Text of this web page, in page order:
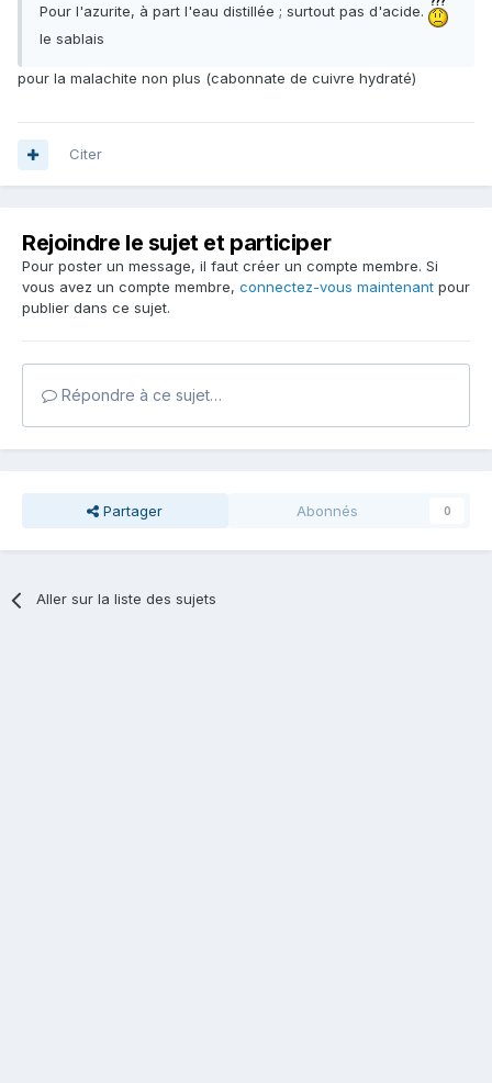
Pour l'azurite, à part l'eau distillée ; surtout pas d'acide.
le sablais
pour la malachite non plus (cabonnate de cuivre hydraté)
Citer
Rejoindre le sujet et participer
Pour poster un message, il faut créer un compte membre. Si
vous avez un compte membre, connectez-vous maintenant pour
publier dans ce sujet.
Répondre à ce sujet…
Partager Abonnés 0
Aller sur la liste des sujets